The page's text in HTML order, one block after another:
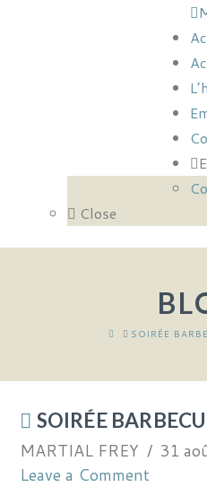
Close
HOMESOIRÉE
SOIRÉE
MARTIAL FREY
31
Leave a Comment